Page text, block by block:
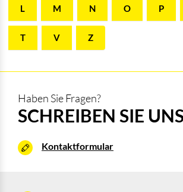
L M N O P
T V Z
Haben Sie Fragen?
SCHREIBEN SIE
Kontaktformular